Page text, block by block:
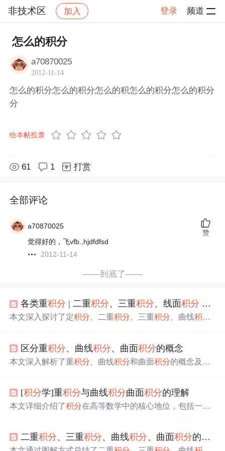
非技术区 加入 登录 频道
社区 非技术区
怎么的积分
a70870025
2012-11-14
怎么的积分怎么的积分怎么的积怎么的积分怎么的积分
分
给本帖投票
61 1 打赏
全部评论
a70870025
觉得好的，飞vfb.,hjdfdfsd
2012-11-14
赞
——到底了——
各类重积分 | 二重积分、三重积分、线面积分
本文深入探讨了定积分 、二重积分 、三重积分 、曲线积分
奇偶性和轮换对称性的运用以及积分间的相互关系，如牛
顿-莱布尼茨公式、格林公式和斯托克斯公式。
区分重积分、曲线积分、曲面积分的概念
本文深入解析了重积分 、曲线积分和曲面积分的概念及计
[积分学]重积分与曲线积分曲面积分的理解
本文详细介绍了积分在高等数学中的核心地位，包括一重
者和复习者参考。
二重积分、三重积分、曲线积分、曲面积分的对称性总结